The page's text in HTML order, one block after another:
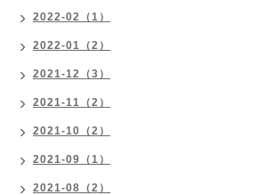
2022-02（1）
2022-01（2）
2021-12（3）
2021-11（2）
2021-10（2）
2021-09（1）
2021-08（2）